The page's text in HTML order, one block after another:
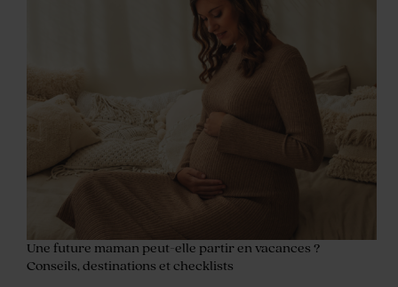
Une future maman peut-elle partir en vacances ?
Conseils, destinations et checklists